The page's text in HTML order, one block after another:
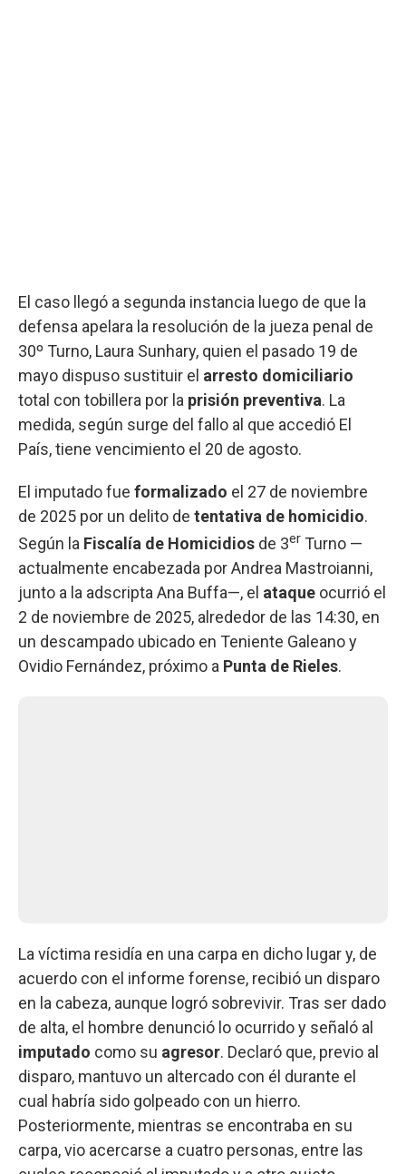
El caso llegó a segunda instancia luego de que la
defensa apelara la resolución de la jueza penal de
30º Turno, Laura Sunhary, quien el pasado 19 de
mayo dispuso sustituir el arresto domiciliario
total con tobillera por la prisión preventiva. La
medida, según surge del fallo al que accedió El
País, tiene vencimiento el 20 de agosto.
El imputado fue formalizado el 27 de noviembre
de 2025 por un delito de tentativa de homicidio.
Según la Fiscalía de Homicidios de 3er Turno —
actualmente encabezada por Andrea Mastroianni,
junto a la adscripta Ana Buffa—, el ataque ocurrió el
2 de noviembre de 2025, alrededor de las 14:30, en
un descampado ubicado en Teniente Galeano y
Ovidio Fernández, próximo a Punta de Rieles.
La víctima residía en una carpa en dicho lugar y, de
acuerdo con el informe forense, recibió un disparo
en la cabeza, aunque logró sobrevivir. Tras ser dado
de alta, el hombre denunció lo ocurrido y señaló al
imputado como su agresor. Declaró que, previo al
disparo, mantuvo un altercado con él durante el
cual habría sido golpeado con un hierro.
Posteriormente, mientras se encontraba en su
carpa, vio acercarse a cuatro personas, entre las